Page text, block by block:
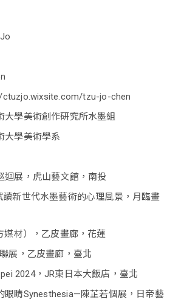
tzu-jo-chen
大學美術創作研究所水墨組
大學美術學系
迴展，虎山藝文館，南投
新世代水墨藝術的心理風景，月臨畫
媒材），乙皮畫廊，花蓮
展，乙皮畫廊，臺北
2024，JR東日本大飯店，臺北
眼睛Synesthesia—陳芷若個展，日帝藝